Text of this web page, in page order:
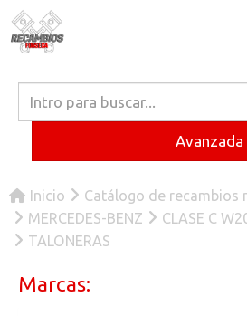
Avanzada
Inicio
Catálogo de recambios
MERCEDES-BENZ
CLASE C
TALONERAS
Marcas: